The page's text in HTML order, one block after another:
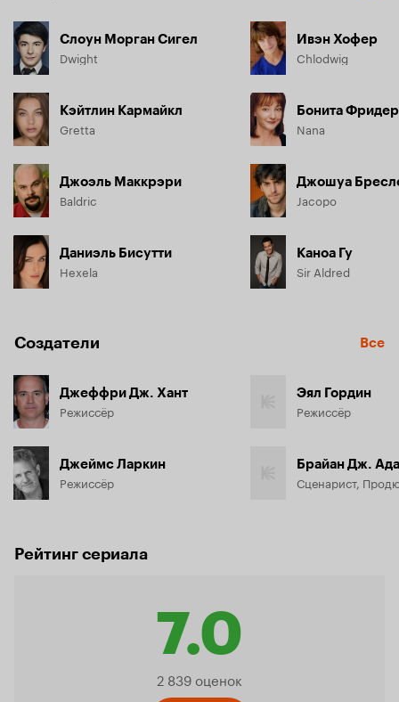
Слоун Морган Сигел
Dwight
Кэйтлин Кармайкл
Gretta
Джоэль Маккрэри
Baldric
Даниэль Бисутти
Hexela
Ивэн Хофер
Chlodwig
Бонита
Nana
Джошуа
Jacopo
Каноа Гу
Sir Aldred
Создатели Все
Джеффри Дж. Хант
Режиссёр
Джеймс Ларкин
Режиссёр
Эял Гордин
Режиссёр
Брайан Дж.
Сценарист,
Рейтинг сериала
7.0
Рейтинг
2 839 оценок